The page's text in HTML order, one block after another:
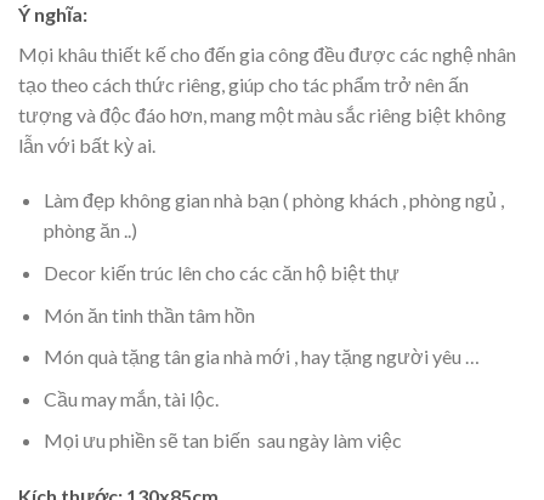
Ý nghĩa:
Mọi khâu thiết kế cho đến gia công đều được các nghệ nhân
tạo theo cách thức riêng, giúp cho tác phẩm trở nên ấn
tượng và độc đáo hơn, mang một màu sắc riêng biệt không
lẫn với bất kỳ ai.
Làm đẹp không gian nhà bạn ( phòng khách , phòng ngủ ,
phòng ăn ..)
Decor kiến trúc lên cho các căn hộ biệt thự
Món ăn tinh thần tâm hồn
Món quà tặng tân gia nhà mới , hay tặng người yêu …
Cầu may mắn, tài lộc.
Mọi ưu phiền sẽ tan biến sau ngày làm việc